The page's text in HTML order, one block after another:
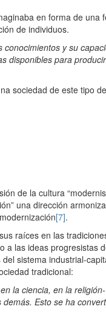
en forma de
de individuos.
y su
disponibles para
sociedad de este tipo
de la cultura
una dirección
[7].
raíces en las
las ideas progresistas
sistema industrial-
tradicional:
la ciencia, en la
Esto se ha